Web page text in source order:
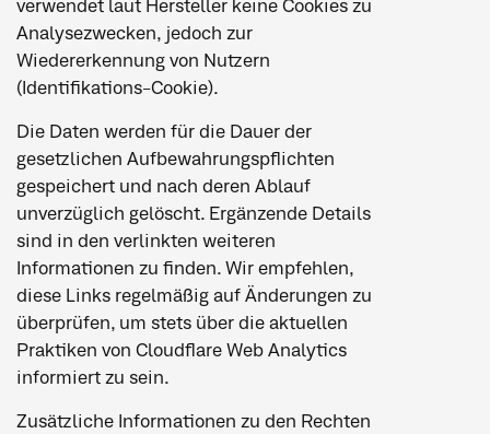
verwendet laut Hersteller keine Cookies zu
Analysezwecken, jedoch zur
Wiedererkennung von Nutzern
(Identifikations-Cookie).
Die Daten werden für die Dauer der
gesetzlichen Aufbewahrungspflichten
gespeichert und nach deren Ablauf
unverzüglich gelöscht. Ergänzende Details
sind in den verlinkten weiteren
Informationen zu finden. Wir empfehlen,
diese Links regelmäßig auf Änderungen zu
überprüfen, um stets über die aktuellen
Praktiken von Cloudflare Web Analytics
informiert zu sein.
Zusätzliche Informationen zu den Rechten